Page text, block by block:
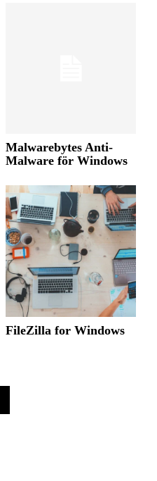
Malwarebytes Anti-
Malware för Windows
FileZilla for Windows